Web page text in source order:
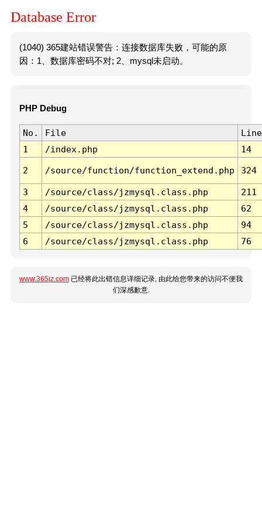
Database Error
(1040) 365建站错误警告：连接数据库失败，可能的原
因：1、数据库密码不对; 2、mysql未启动。
PHP Debug
No. File
Line
1
/index.php 14
2 /source/function/function_extend.php 324
3 /source/class/jzmysql.class.php
211
4
/source/class/jzmysql.class.php
62
5
/source/class/jzmysql.class.php
94
6
/source/class/jzmysql.class.php 76
www.365jz.com 已经将此出错信息详细记录, 由此给您带来的访问不便我
们深感歉意.